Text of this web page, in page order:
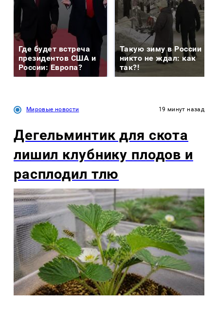
Где будет встреча
президентов США и
России: Европа?
Такую зиму в России
никто не ждал: как
так?!
Мировые новости 19 минут назад
Дегельминтик для скота
лишил клубнику плодов и
расплодил тлю